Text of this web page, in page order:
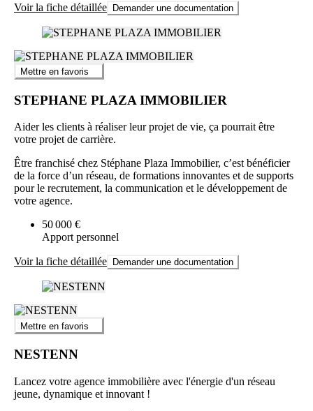
Voir la fiche détaillée Demander une documentation
Mettre en favoris
STEPHANE PLAZA IMMOBILIER
Aider les clients à réaliser leur projet de vie, ça pourrait être
votre projet de carrière.
Être franchisé chez Stéphane Plaza Immobilier, c’est bénéficier
de la force d’un réseau, de formations innovantes et de supports
pour le recrutement, la communication et le développement de
votre agence.
50 000 €
Apport personnel
Voir la fiche détaillée Demander une documentation
Mettre en favoris
NESTENN
Lancez votre agence immobilière avec l'énergie d'un réseau
jeune, dynamique et innovant !